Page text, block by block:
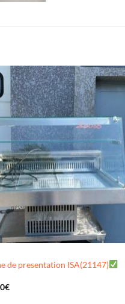
wishlist
de presentation ISA(21147)
€